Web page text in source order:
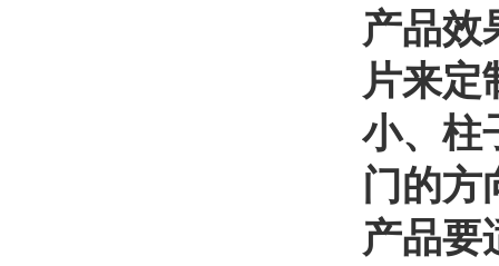
产品效
片来定
小、柱
门的方
产品要